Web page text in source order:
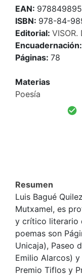
EAN:
ISBN: 978-84-
Editorial: VISOR.
Encuadernación:
Páginas: 78
Materias
Poesía
Resumen
Luis Bagué
Mutxamel, es
y crítico literario
poemas son
Unicaja), Paseo
Emilio Alarcos)
Premio Tiflos y